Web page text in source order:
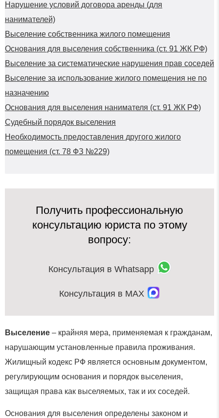
Нарушение условий договора аренды (для
нанимателей)
Выселение собственника жилого помещения
Основания для выселения собственника (ст. 91 ЖК РФ)
Выселение за систематические нарушения прав соседей
Выселение за использование жилого помещения не по
назначению
Основания для выселения нанимателя (ст. 91 ЖК РФ)
Судебный порядок выселения
Необходимость предоставления другого жилого
помещения (ст. 78 ФЗ №229)
Получить профессиональную
консультацию юриста по этому
вопросу:
Консультация в Whatsapp
Консультация в MAX
Выселение – крайняя мера, применяемая к гражданам,
нарушающим установленные правила проживания.
Жилищный кодекс РФ является основным документом,
регулирующим основания и порядок выселения,
защищая права как выселяемых, так и их соседей.
Основания для выселения определены законом и